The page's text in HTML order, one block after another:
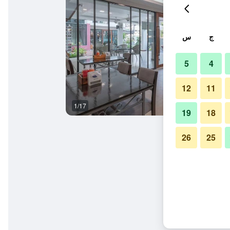
1/17
ج س
4
5
11
12
18
19
25
26